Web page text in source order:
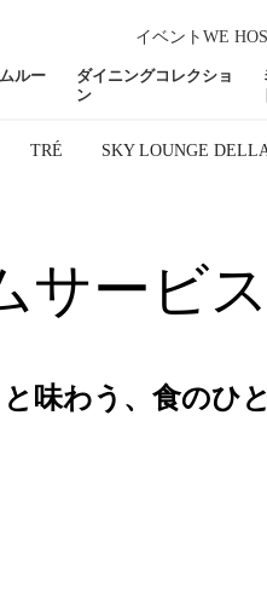
イベント WE
ルー
ダイニングコレクショ
ン
TRÉ SKY LOUNGE
サービス
味わう、食のひ